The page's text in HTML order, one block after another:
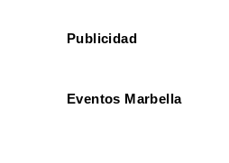
Publicidad
Eventos Marbella